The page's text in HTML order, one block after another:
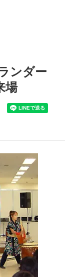
ダー2007」に1万人
ンダー
場